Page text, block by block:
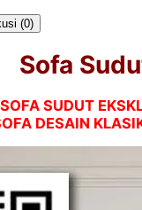
(0)
Sofa
SUDUT
DESAIN